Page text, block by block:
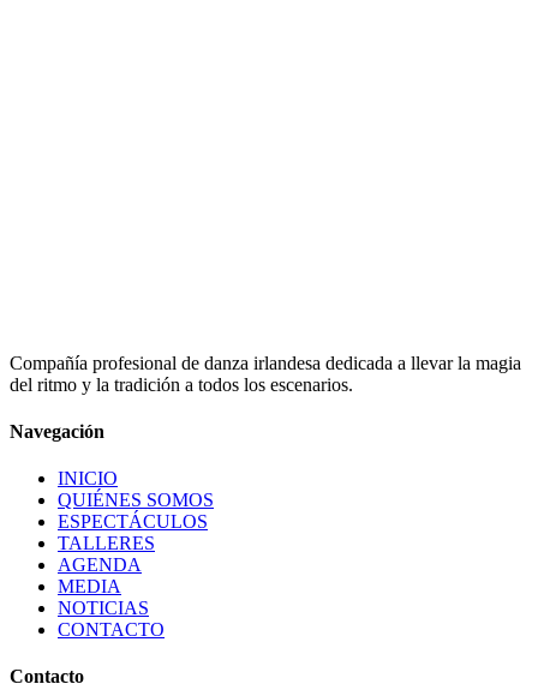
Compañía profesional de danza irlandesa dedicada a llevar la magia
del ritmo y la tradición a todos los escenarios.
Navegación
INICIO
QUIÉNES SOMOS
ESPECTÁCULOS
TALLERES
AGENDA
MEDIA
NOTICIAS
CONTACTO
Contacto